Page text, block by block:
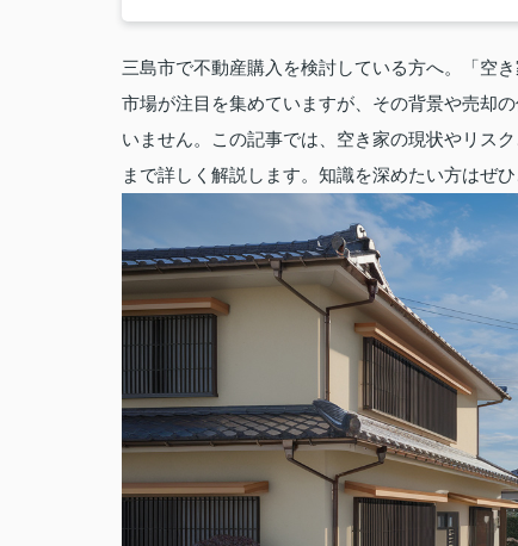
三島市で不動産購入を検討している方へ。「空
市場が注目を集めていますが、その背景や売却
いません。この記事では、空き家の現状やリス
まで詳しく解説します。知識を深めたい方はぜひ